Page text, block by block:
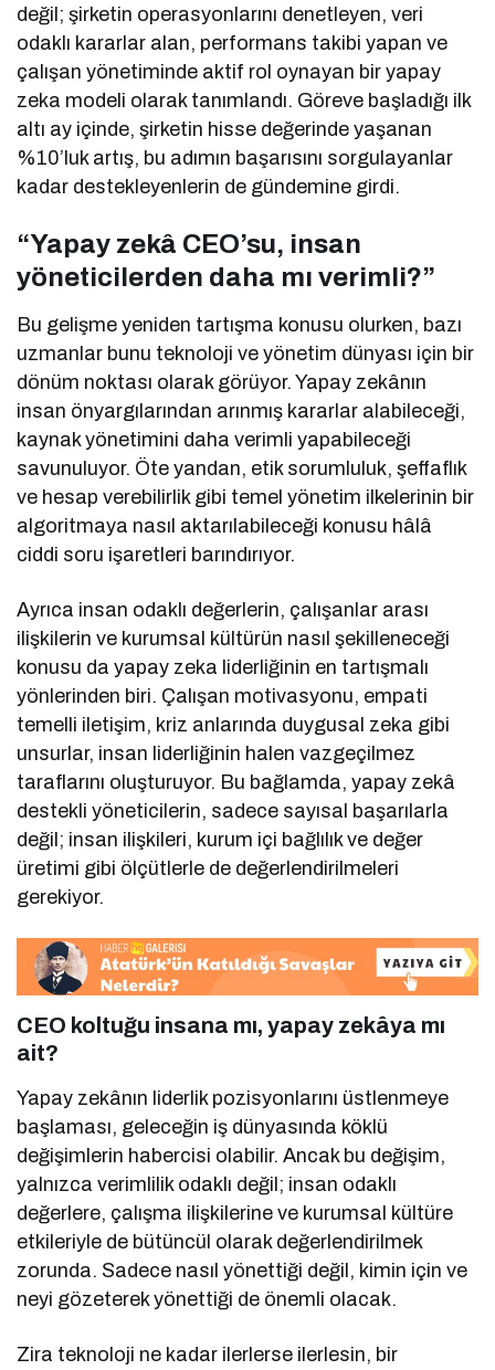
değil; şirketin operasyonlarını denetleyen, veri
odaklı kararlar alan, performans takibi yapan ve
çalışan yönetiminde aktif rol oynayan bir yapay
zeka modeli olarak tanımlandı. Göreve başladığı ilk
altı ay içinde, şirketin hisse değerinde yaşanan
%10’luk artış, bu adımın başarısını sorgulayanlar
kadar destekleyenlerin de gündemine girdi.
“Yapay zekâ CEO’su, insan
yöneticilerden daha mı verimli?”
Bu gelişme yeniden tartışma konusu olurken, bazı
uzmanlar bunu teknoloji ve yönetim dünyası için bir
dönüm noktası olarak görüyor. Yapay zekânın
insan önyargılarından arınmış kararlar alabileceği,
kaynak yönetimini daha verimli yapabileceği
savunuluyor. Öte yandan, etik sorumluluk, şeffaflık
ve hesap verebilirlik gibi temel yönetim ilkelerinin bir
algoritmaya nasıl aktarılabileceği konusu hâlâ
ciddi soru işaretleri barındırıyor.
Ayrıca insan odaklı değerlerin, çalışanlar arası
ilişkilerin ve kurumsal kültürün nasıl şekilleneceği
konusu da yapay zeka liderliğinin en tartışmalı
yönlerinden biri. Çalışan motivasyonu, empati
temelli iletişim, kriz anlarında duygusal zeka gibi
unsurlar, insan liderliğinin halen vazgeçilmez
taraflarını oluşturuyor. Bu bağlamda, yapay zekâ
destekli yöneticilerin, sadece sayısal başarılarla
değil; insan ilişkileri, kurum içi bağlılık ve değer
üretimi gibi ölçütlerle de değerlendirilmeleri
gerekiyor.
CEO koltuğu insana mı, yapay zekâya mı
ait?
Yapay zekânın liderlik pozisyonlarını üstlenmeye
başlaması, geleceğin iş dünyasında köklü
değişimlerin habercisi olabilir. Ancak bu değişim,
yalnızca verimlilik odaklı değil; insan odaklı
değerlere, çalışma ilişkilerine ve kurumsal kültüre
etkileriyle de bütüncül olarak değerlendirilmek
zorunda. Sadece nasıl yönettiği değil, kimin için ve
neyi gözeterek yönettiği de önemli olacak.
Zira teknoloji ne kadar ilerlerse ilerlesin, bir